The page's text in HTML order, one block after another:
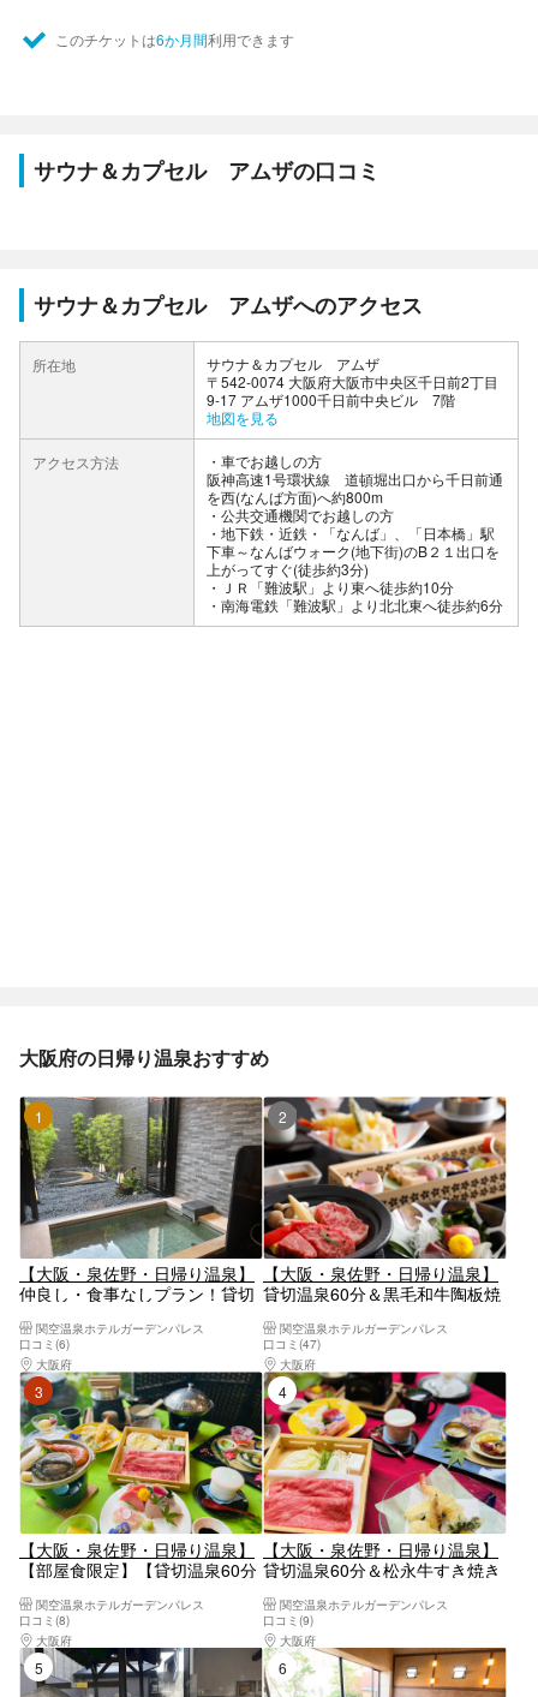
このチケットは6か月間利用できます
サウナ＆カプセル アムザの口コミ
サウナ＆カプセル アムザへのアクセス
所在地
サウナ＆カプセル アムザ
〒542-0074 大阪府大阪市中央区千日前2丁目
9-17 アムザ1000千日前中央ビル 7階
地図を見る
アクセス方法
車でお越しの方
阪神高速1号環状線 道頓堀出口から千日前通
を西(なんば方面)へ約800m
公共交通機関でお越しの方
・地下鉄・近鉄・「なんば」、「日本橋」駅
下車～なんばウォーク(地下街)のB２１出口を
上がってすぐ(徒歩約3分)
・ＪＲ「難波駅」より東へ徒歩約10分
・南海電鉄「難波駅」より北北東へ徒歩約6分
大阪府の日帰り温泉おすすめ
1位
【大阪・泉佐野・日帰り温泉】
仲良し・食事なしプラン！貸切
憩プラン
関空温泉ホテルガーデンパレス
口コミ(6)
大阪府
大阪南部（堺・岸和田・関西空港）
2位
【大阪・泉佐野・日帰り温泉】
貸切温泉60分＆黒毛和牛陶板焼
プラン＞
関空温泉ホテルガーデンパレス
口コミ(47)
大阪府
3位
【大阪・泉佐野・日帰り温泉】
【部屋食限定】【貸切温泉60分
ゃぶしゃぶ会席ランチ付き＜5
時間休憩プラン＞
関空温泉ホテルガーデンパレス
口コミ(8)
大阪府
大阪南部（堺・岸和田・関西空港）
4位
【大阪・泉佐野・日帰り温泉】
貸切温泉60分＆松永牛すき焼き
ラン＞
関空温泉ホテルガーデンパレス
口コミ(9)
大阪府
5位 6位